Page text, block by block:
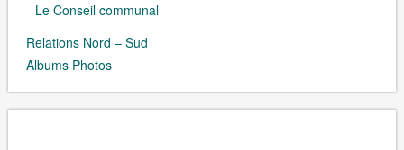
Le Conseil communal
Relations Nord – Sud
Albums Photos